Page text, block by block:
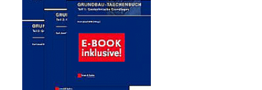
Fachgebiete
Produkte